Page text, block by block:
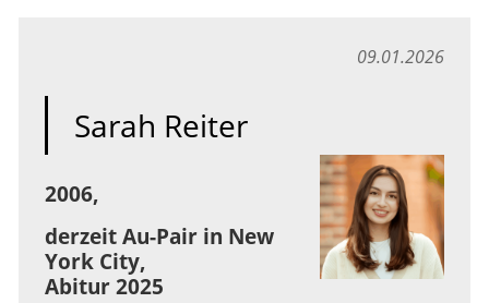
09.01.2026
Sarah Reiter
2006,
derzeit Au-Pair in New
York City,
Abitur 2025